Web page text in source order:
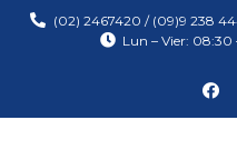
(02) 2467420 / (09)9 238
Lun – Vier: 08:30